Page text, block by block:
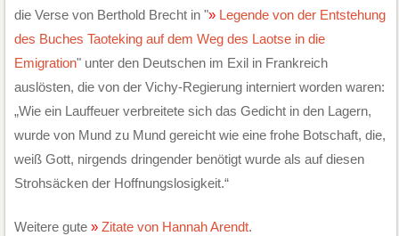
die Verse von Berthold Brecht in "
Legende von der Entstehung
des Buches Taoteking auf dem Weg des Laotse in die
Emigration" unter den Deutschen im Exil in Frankreich
auslösten, die von der Vichy-Regierung interniert worden waren:
„Wie ein Lauffeuer verbreitete sich das Gedicht in den Lagern,
wurde von Mund zu Mund gereicht wie eine frohe Botschaft, die,
weiß Gott, nirgends dringender benötigt wurde als auf diesen
Strohsäcken der Hoffnungslosigkeit.“
Weitere gute Zitate von Hannah Arendt.